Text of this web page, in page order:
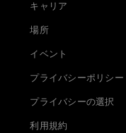
キャリア
場所
イベント
プライバシーポリシー
プライバシーの選択
利用規約